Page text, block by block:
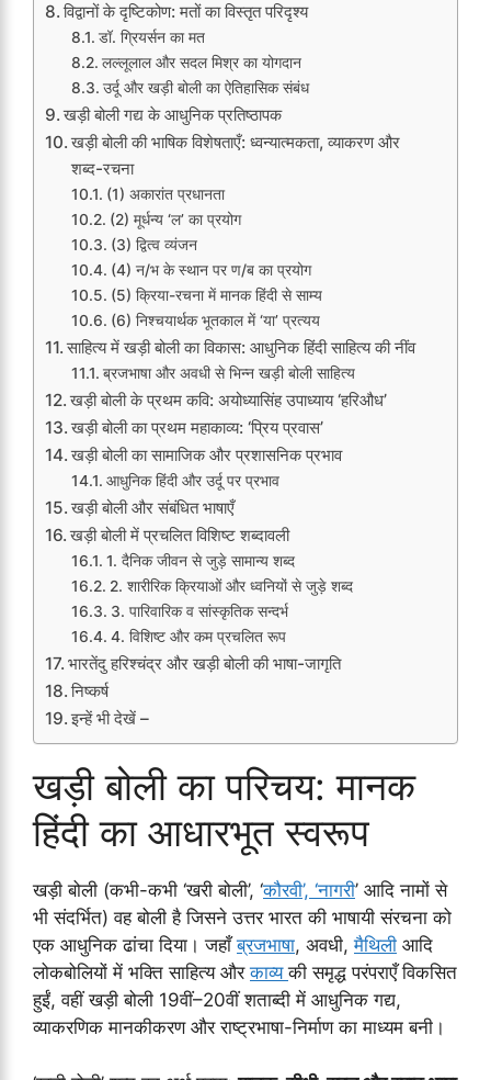
विद्वानों के दृष्टिकोण: मतों का विस्तृत परिदृश्य
डॉ. ग्रियर्सन का मत
लल्लूलाल और सदल मिश्र का योगदान
उर्दू और खड़ी बोली का ऐतिहासिक संबंध
खड़ी बोली गद्य के आधुनिक प्रतिष्ठापक
खड़ी बोली की भाषिक विशेषताएँ: ध्वन्यात्मकता, व्याकरण और
शब्द-रचना
(1) अकारांत प्रधानता
(2) मूर्धन्य ‘ल’ का प्रयोग
(3) द्वित्व व्यंजन
(4) न/भ के स्थान पर ण/ब का प्रयोग
(5) क्रिया-रचना में मानक हिंदी से साम्य
(6) निश्चयार्थक भूतकाल में ‘या’ प्रत्यय
साहित्य में खड़ी बोली का विकास: आधुनिक हिंदी साहित्य की नींव
ब्रजभाषा और अवधी से भिन्न खड़ी बोली साहित्य
खड़ी बोली के प्रथम कवि: अयोध्यासिंह उपाध्याय ‘हरिऔध’
खड़ी बोली का प्रथम महाकाव्य: ‘प्रिय प्रवास’
खड़ी बोली का सामाजिक और प्रशासनिक प्रभाव
आधुनिक हिंदी और उर्दू पर प्रभाव
खड़ी बोली और संबंधित भाषाएँ
खड़ी बोली में प्रचलित विशिष्ट शब्दावली
1. दैनिक जीवन से जुड़े सामान्य शब्द
2. शारीरिक क्रियाओं और ध्वनियों से जुड़े शब्द
3. पारिवारिक व सांस्कृतिक सन्दर्भ
4. विशिष्ट और कम प्रचलित रूप
भारतेंदु हरिश्चंद्र और खड़ी बोली की भाषा-जागृति
निष्कर्ष
इन्हें भी देखें –
खड़ी बोली का परिचय: मानक
हिंदी का आधारभूत स्वरूप
खड़ी बोली (कभी-कभी ‘खरी बोली’, ‘कौरवी’, ‘नागरी’ आदि नामों से
भी संदर्भित) वह बोली है जिसने उत्तर भारत की भाषायी संरचना को
एक आधुनिक ढांचा दिया। जहाँब्रजभाषा, अवधी,मैथिली आदि
लोकबोलियों में भक्ति साहित्य औरकाव्यकी समृद्ध परंपराएँ विकसित
हुईं, वहीं खड़ी बोली 19वीं–20वीं शताब्दी में आधुनिक गद्य,
व्याकरणिक मानकीकरण और राष्ट्रभाषा-निर्माण का माध्यम बनी।